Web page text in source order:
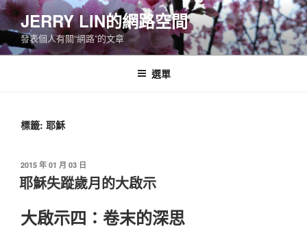
跳
至
主
要
JERRY LIN的網路空間
發表個人有關“網路”的文章
選單
標籤: 耶穌
發
佈
於
2015 年 01 月 03 日
耶穌失蹤歲月的大啟示
大啟示四：卷末的深思